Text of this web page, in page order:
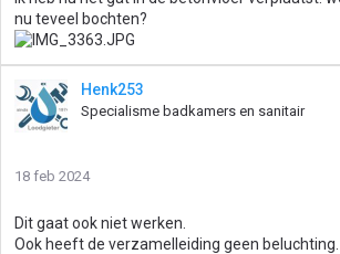
:
nu teveel bochten?
Henk253
Specialisme badkamers en sanitair
18 feb 2024
Dit gaat ook niet werken.
Ook heeft de verzamelleiding geen beluchting.